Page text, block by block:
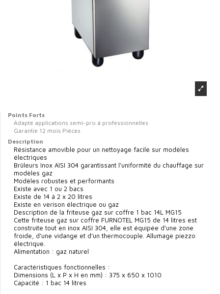
Points Forts
Adapté applications semi-pro à professionnelles
Garantie 12 mois Pièces
Description
Résistance amovible pour un nettoyage facile sur modèles
électriques
Brûleurs Inox AISI 304 garantissant l’uniformité du chauffage sur
modèles gaz
Modèles robustes et performants
Existe avec 1 ou 2 bacs
Existe de 14 à 2 x 20 litres
Existe en verison électrique ou gaz
Description de la friteuse gaz sur coffre 1 bac 14L MG15
Cette friteuse gaz sur coffre FURNOTEL MG15 de 14 litres est
construite tout en inox AISI 304, elle est équipée d’une zone
froide, d’une vidange et d’un thermocouple. Allumage piezzo
électrique.
Alimentation : gaz naturel
Caractéristiques fonctionnelles :
Dimensions (L x P x H en mm) : 375 x 650 x 1010
Capacité : 1 bac 14 litres